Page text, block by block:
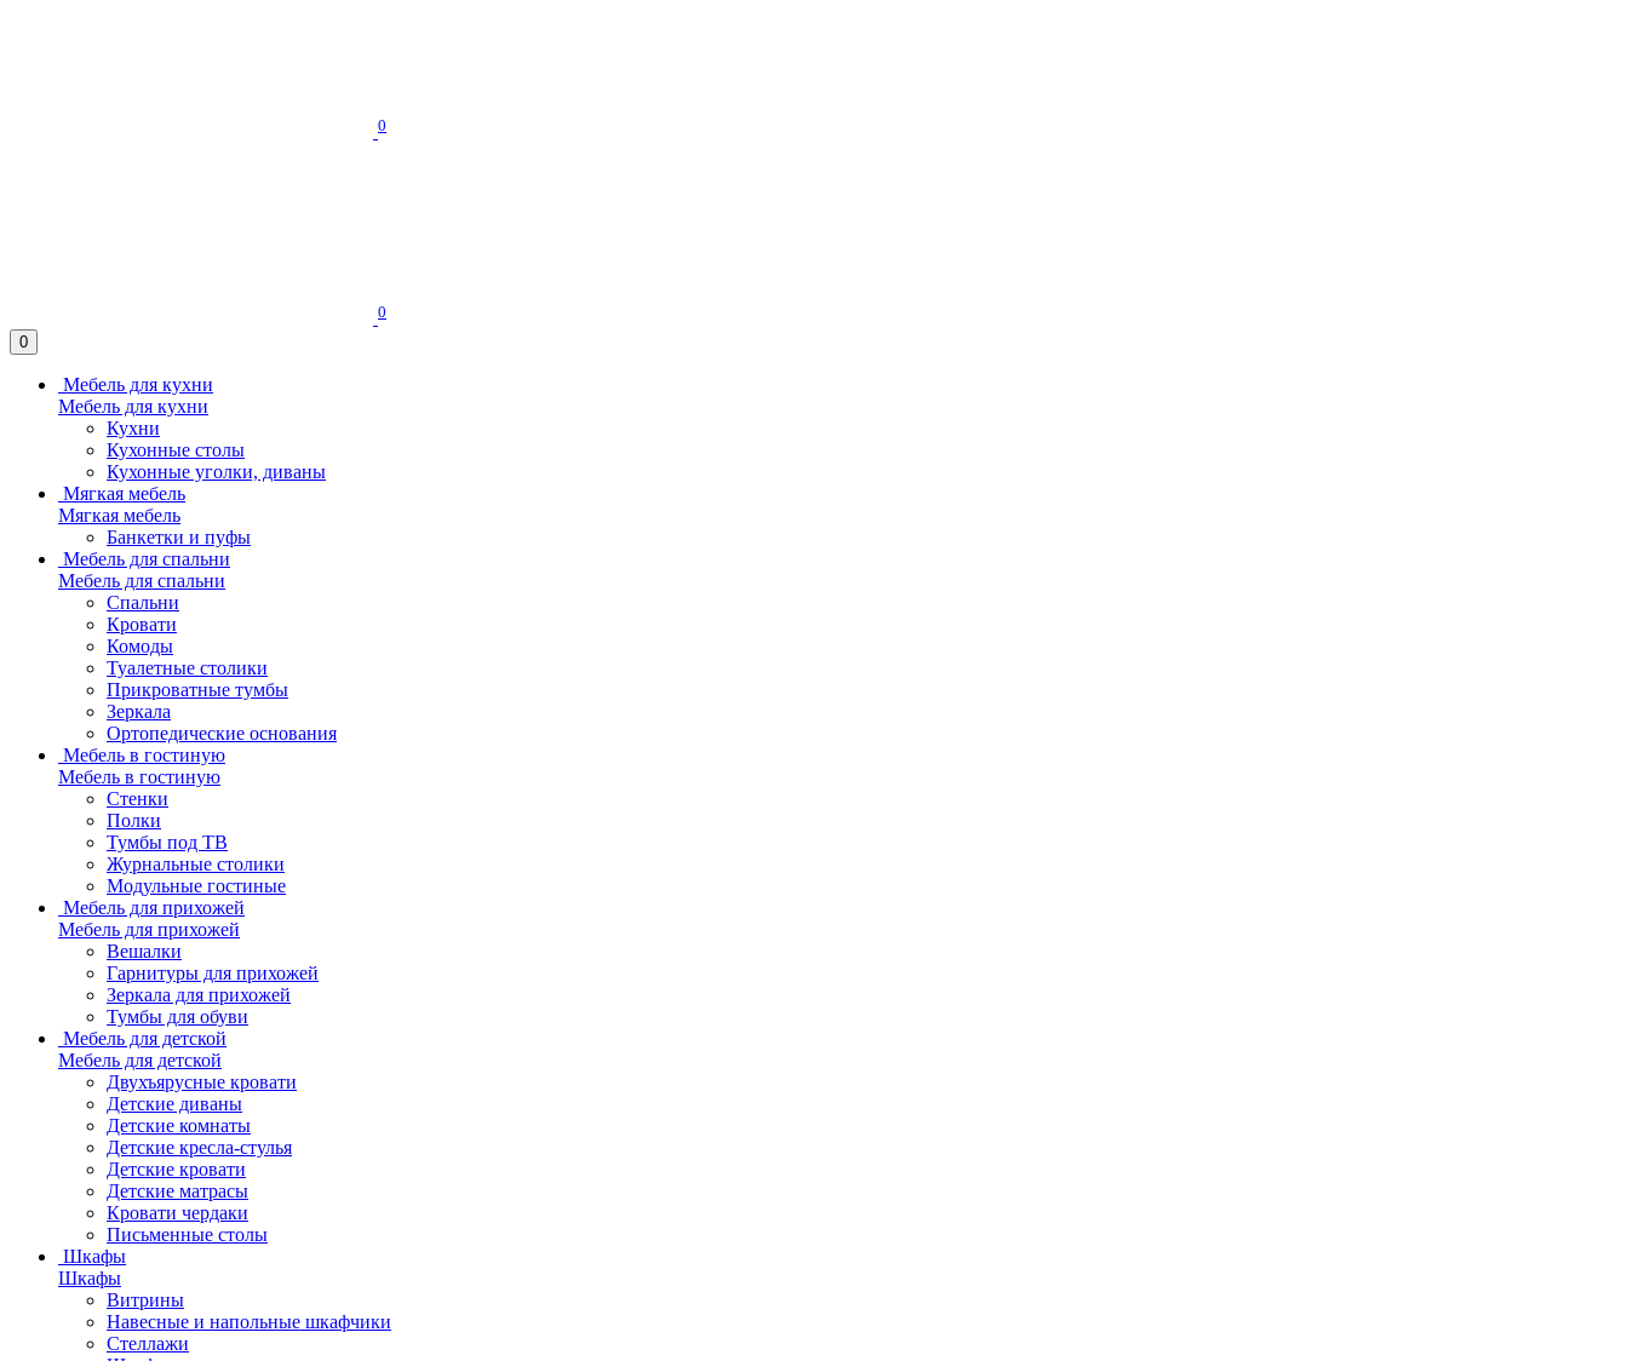
0
0
0
Мебель для кухни
Мебель для кухни
Кухни
Кухонные столы
Кухонные уголки, диваны
Мягкая мебель
Мягкая мебель
Банкетки и пуфы
Мебель для спальни
Мебель для спальни
Спальни
Кровати
Комоды
Туалетные столики
Прикроватные тумбы
Зеркала
Ортопедические основания
Мебель в гостиную
Мебель в гостиную
Стенки
Полки
Тумбы под ТВ
Журнальные столики
Модульные гостиные
Мебель для прихожей
Мебель для прихожей
Вешалки
Гарнитуры для прихожей
Зеркала для прихожей
Тумбы для обуви
Мебель для детской
Мебель для детской
Двухъярусные кровати
Детские диваны
Детские комнаты
Детские кресла-стулья
Детские кровати
Детские матрасы
Кровати чердаки
Письменные столы
Шкафы
Шкафы
Витрины
Навесные и напольные шкафчики
Стеллажи